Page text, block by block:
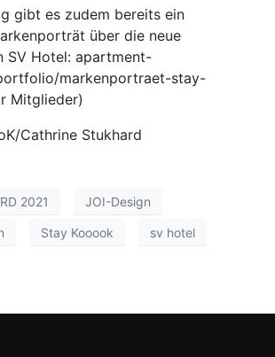
gibt es zudem bereits ein
über die neue
SV Hotel: apartment-
markenportraet-stay-
Mitglieder)
Cathrine Stukhard
2021 JOI-Design
Stay Kooook sv hotel